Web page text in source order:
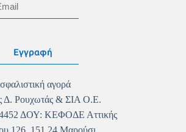
Εγγραφή
αγορά
Δ. Ρουχωτάς & ΣΙΑ Ο.Ε.
ΔΟΥ: ΚΕΦΟΔΕ Αττικής
126, 151 24 Μαρούσι